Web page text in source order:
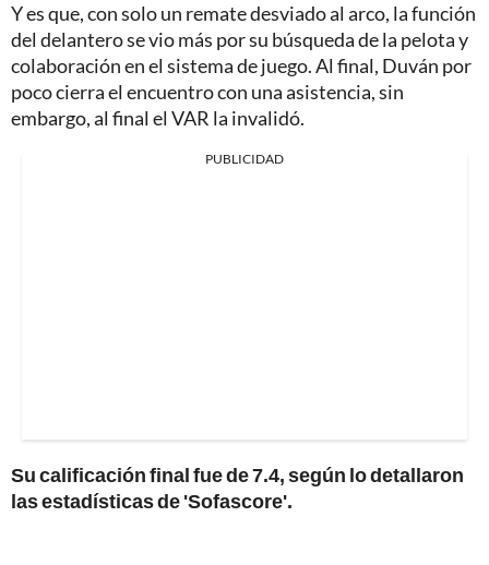
Y es que, con solo un remate desviado al arco, la función
del delantero se vio más por su búsqueda de la pelota y
colaboración en el sistema de juego. Al final, Duván por
poco cierra el encuentro con una asistencia, sin
embargo, al final el VAR la invalidó.
PUBLICIDAD
Su calificación final fue de 7.4, según lo detallaron
las estadísticas de 'Sofascore'.